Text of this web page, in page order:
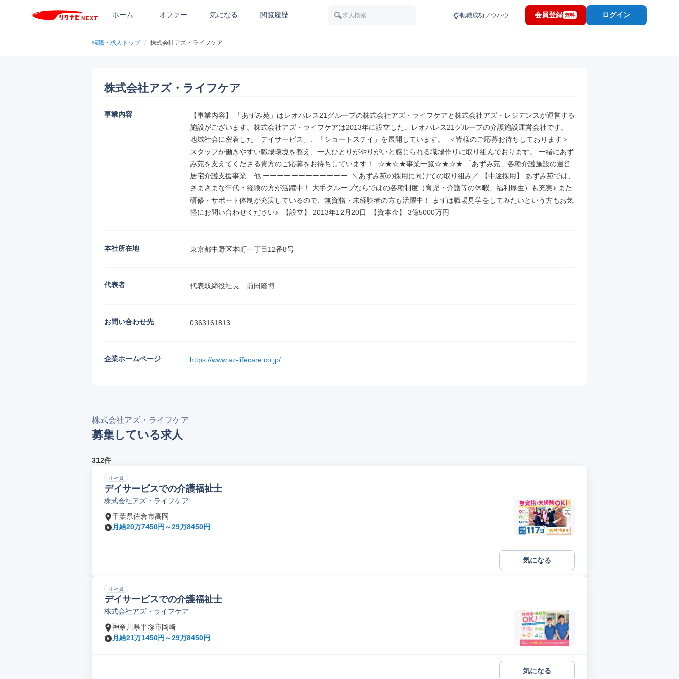
ホーム オファー 気になる 閲覧履歴 求人検索 転職成功ノウハウ 会員登録 無料 ログイン
転職・求人トップ / 株式会社アズ・ライフケア
株式会社アズ・ライフケア
事業内容
【事業内容】 「あずみ苑」はレオパレス21グループの株式会社アズ・ライフケアと株式会社アズ・レジデンスが運営する
施設がございます。株式会社アズ・ライフケアは2013年に設立した、レオパレス21グループの介護施設運営会社です。
地域社会に密着した「デイサービス」、「ショートステイ」を展開しています。  ＜皆様のご応募お待ちしております＞
スタッフが働きやすい職場環境を整え、一人ひとりがやりがいと感じられる職場作りに取り組んでおります。 一緒にあず
み苑を支えてくださる貴方のご応募をお待ちしています！  ☆★☆★事業一覧☆★☆★ 「あずみ苑」各種介護施設の運営
居宅介護支援事業　他 ーーーーーーーーーーーー  ＼あずみ苑の採用に向けての取り組み／ 【中途採用】 あずみ苑では、
さまざまな年代・経験の方が活躍中！ 大手グループならではの各種制度（育児・介護等の休暇、福利厚生）も充実♪ また
研修・サポート体制が充実しているので、無資格・未経験者の方も活躍中！ まずは職場見学をしてみたいという方もお気
軽にお問い合わせください♪  【設立】 2013年12月20日  【資本金】 3億5000万円
本社所在地 東京都中野区本町一丁目12番8号
代表者 代表取締役社長　前田隆博
お問い合わせ先 0363161813
企業ホームページ https://www.az-lifecare.co.jp/
株式会社アズ・ライフケア
募集している求人
312件
正社員
デイサービスでの介護福祉士
株式会社アズ・ライフケア
千葉県佐倉市高岡
月給20万7450円～29万8450円
気になる
正社員
デイサービスでの介護福祉士
株式会社アズ・ライフケア
神奈川県平塚市岡崎
月給21万1450円～29万8450円
気になる